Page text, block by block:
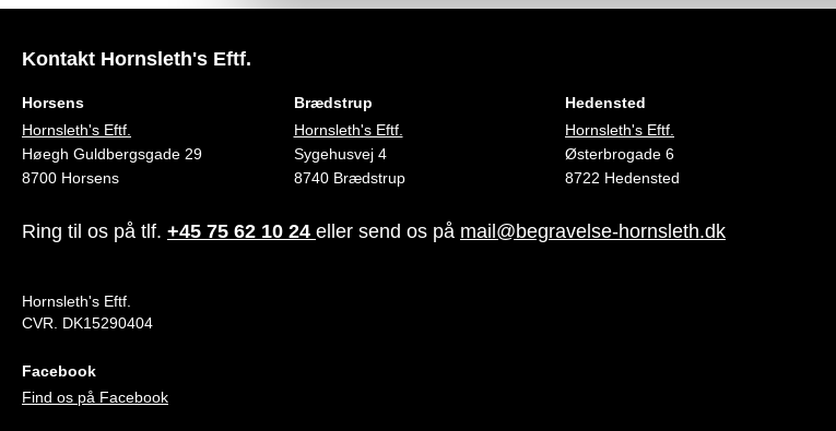
Kontakt Hornsleth's Eftf.
Horsens
Hornsleth's Eftf.
Høegh Guldbergsgade 29
8700 Horsens
Brædstrup
Hornsleth's Eftf.
Sygehusvej 4
8740 Brædstrup
Hedensted
Hornsleth's Eftf.
Østerbrogade 6
8722 Hedensted
Ring til os på tlf. +45 75 62 10 24 eller send os på mail@begravelse-hornsleth.dk
Hornsleth's Eftf.
CVR. DK15290404
Facebook
Find os på Facebook